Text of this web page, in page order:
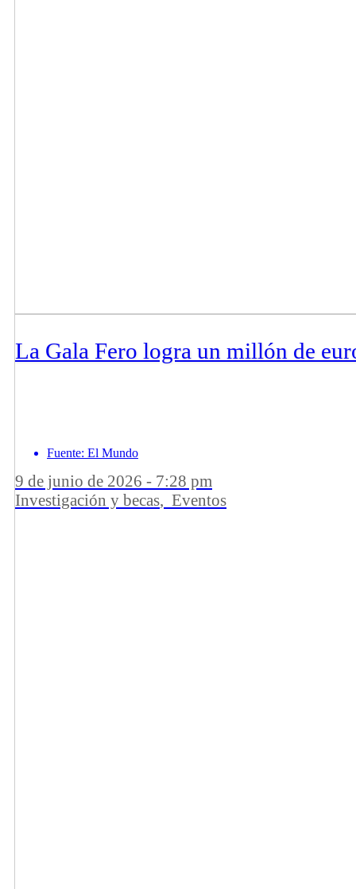
La Gala Fero logra un millón de
Fuente: El Mundo
9 de junio de 2026 - 7:28 pm
Investigación y becas, Eventos